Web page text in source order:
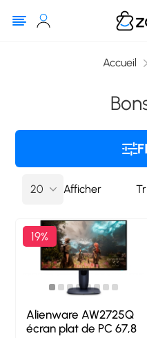
Accueil
Afficher
19%
Alienware AW2725Q
écran plat de PC 67,8